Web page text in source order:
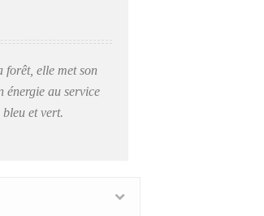
forêt, elle met son
énergie au service
bleu et vert.